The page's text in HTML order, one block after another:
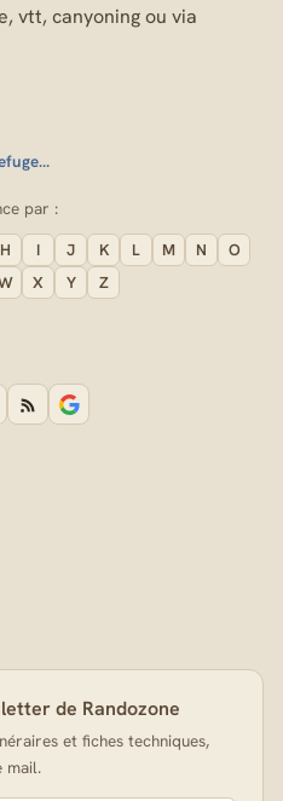
vtt, canyoning ou via
par :
H I J K L M N
O
X Y Z
de Randozone
et fiches techniques,
mail.